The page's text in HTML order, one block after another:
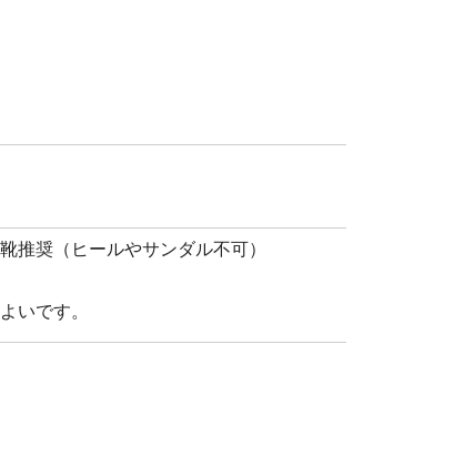
推奨（ヒールやサンダル不可）
いです。